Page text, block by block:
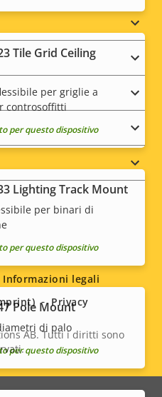
Tile Grid Ceiling
per griglie a
controsoffitti
per questo dispositivo
Lighting Track Mount
per binari di
per questo dispositivo
Pole Mount
di palo
per questo dispositivo
AB. Tutti i diritti sono
Informazioni legali
Privacy